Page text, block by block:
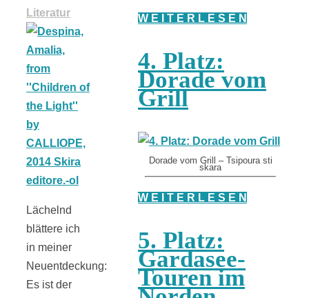
Literatur
Lächelnd
blättere ich
in meiner
Neuentdeckung:
Es ist der
W E I T E R L E S E N
4. Platz:
Dorade vom
Grill
Dorade vom Grill – Tsipoura sti
skara
W E I T E R L E S E N
5. Platz:
Gardasee-
Touren im